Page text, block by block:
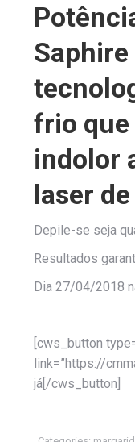
frio
indolor
laser
Depile-se seja
Resultados
Dia 27/04/2018
[cws_button
link=”https://
já[/cws_button]